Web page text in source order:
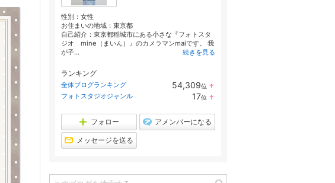
性別： 女性
お住まいの地域： 東京都
自己紹介：東京都稲城市にある小さな『フォトスタ
ジオ mine（まいん）』のカメラマンmaiです。 我
が子...
続きを見る
ランキング
全体ブログランキング 54,309位 ↑
ン
フォトスタジオジャンル 17位 ↑
フォロー アメンバーになる
メッセージを送る